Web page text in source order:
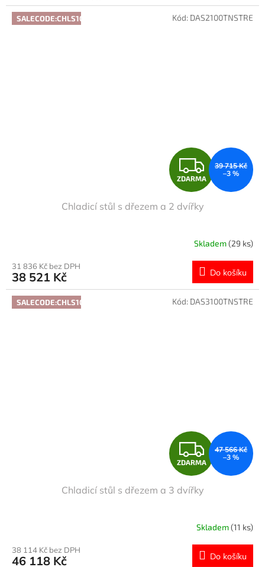
SALECODE:CHLS10:10:%
Z
D
R
M
A
ZDARMA
39 715 Kč
–3 %
Chladicí stůl s dřezem a 2 dvířky
Skladem(29 ks)
31 836 Kč bez DPH
38 521 Kč Do košíku
Kód: DAS2100TNSTRE
SALECODE:CHLS10:10:%
Z
D
A
R
M
ZDARMA
47 566 Kč
–3 %
Chladicí stůl s dřezem a 3 dvířky
Skladem(11 ks)
38 114 Kč bez DPH
46 118 Kč Do košíku
Kód: DAS3100TNSTRE